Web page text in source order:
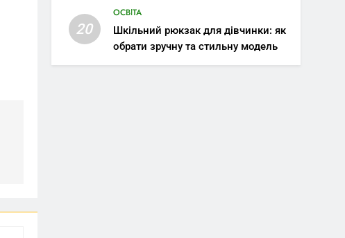
20
ОСВІТА
Шкільний рюкзак для дівчинки: як
обрати зручну та стильну модель